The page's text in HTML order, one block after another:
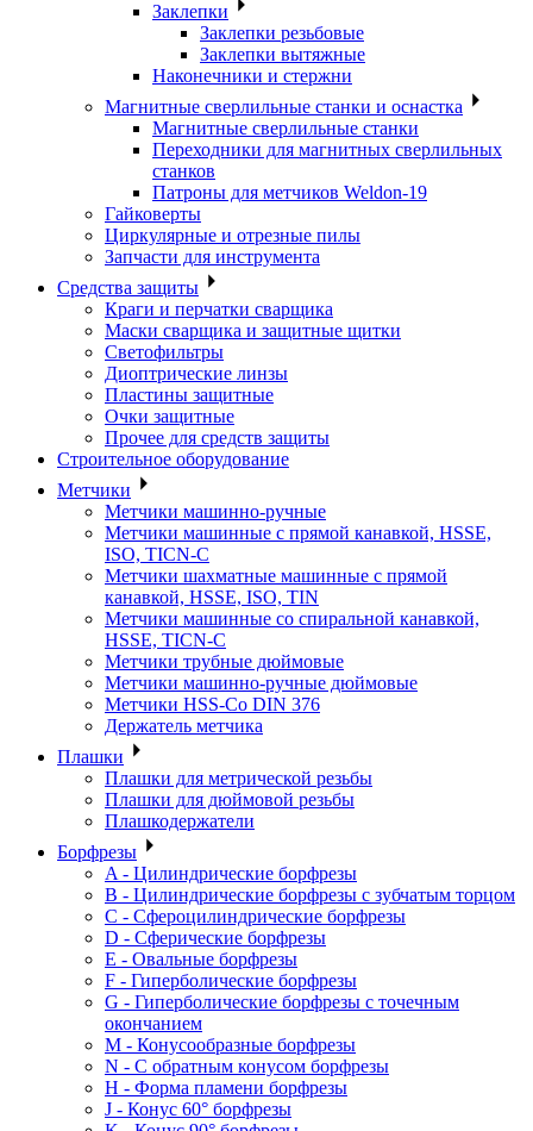
Заклепки
Заклепки резьбовые
Заклепки вытяжные
Наконечники и стержни
Магнитные сверлильные станки и оснастка
Магнитные сверлильные станки
Переходники для магнитных сверлильных
станков
Патроны для метчиков Weldon-19
Гайковерты
Циркулярные и отрезные пилы
Запчасти для инструмента
Средства защиты
Краги и перчатки сварщика
Маски сварщика и защитные щитки
Светофильтры
Диоптрические линзы
Пластины защитные
Очки защитные
Прочее для средств защиты
Строительное оборудование
Метчики
Метчики машинно-ручные
Метчики машинные с прямой канавкой, HSSE,
ISO, TICN-C
Метчики шахматные машинные с прямой
канавкой, HSSE, ISO, TIN
Метчики машинные со спиральной канавкой,
HSSE, TICN-C
Метчики трубные дюймовые
Метчики машинно-ручные дюймовые
Метчики HSS-Co DIN 376
Держатель метчика
Плашки
Плашки для метрической резьбы
Плашки для дюймовой резьбы
Плашкодержатели
Борфрезы
A - Цилиндрические борфрезы
B - Цилиндрические борфрезы с зубчатым торцом
C - Сфероцилиндрические борфрезы
D - Сферические борфрезы
E - Овальные борфрезы
F - Гиперболические борфрезы
G - Гиперболические борфрезы с точечным
окончанием
M - Конусообразные борфрезы
N - С обратным конусом борфрезы
H - Форма пламени борфрезы
J - Конус 60° борфрезы